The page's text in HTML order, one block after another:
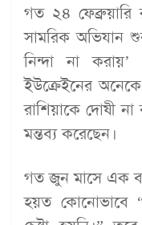
গত ২৪ ফেব্রুয়ারি
সামরিক অভিযান
নিন্দা না
ইউক্রেইনের
রাশিয়াকে দোষী না
মন্তব্য করেছেন।
গত জুন মাসে এক
হয়ত কোনোভাবে